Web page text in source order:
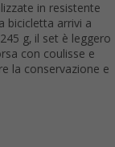
in resistente
bicicletta arrivi a
g, il set è leggero
con coulisse e
la conservazione e